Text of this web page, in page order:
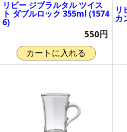
リビー ジブラルタル ツイス
ト ダブルロック 355ml (1574
6)
550円
カートに入れる
リ
カ